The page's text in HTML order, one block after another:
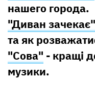
нашего города.
"Диван зачекає"
та як
"Сова" - кращі
музики.